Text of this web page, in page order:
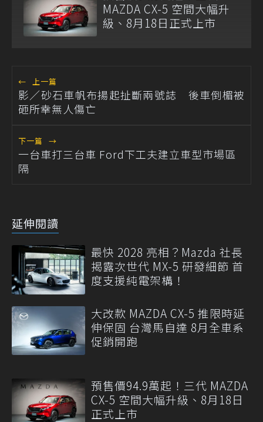
MAZDA CX-5 空間大幅升
級、8月18日正式上市
← 上一篇
影／砂石車帆布揚起扯斷兩號誌 後車倒楣被
砸所幸無人傷亡
下一篇 →
一台車打三台車 Ford下工夫建立車型市場區
隔
延伸閱讀
最快 2028 亮相？Mazda 社長
揭露次世代 MX-5 研發細節 首
度支援純電架構！
大改款 MAZDA CX-5 推限時延
伸保固 台灣馬自達 8月全車系
促銷開跑
預售價94.9萬起！三代 MAZDA
CX-5 空間大幅升級、8月18日
正式上市